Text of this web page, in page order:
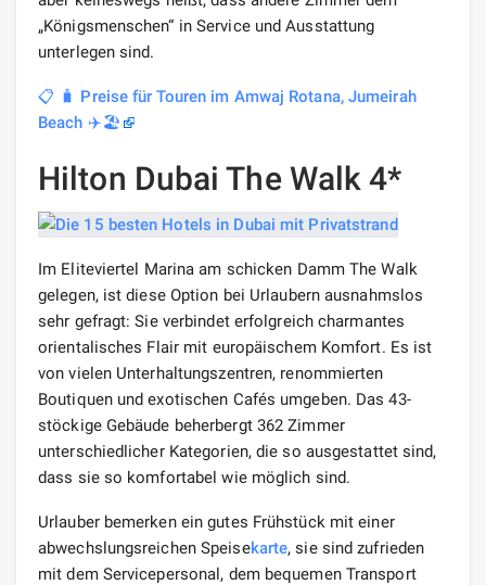
„Königsmenschen“ in Service und Ausstattung
unterlegen sind.
📋 🧳 Preise für Touren im Amwaj Rotana, Jumeirah
Beach ✈️🏖️
Hilton Dubai The Walk 4*
Im Eliteviertel Marina am schicken Damm The Walk
gelegen, ist diese Option bei Urlaubern ausnahmslos
sehr gefragt: Sie verbindet erfolgreich charmantes
orientalisches Flair mit europäischem Komfort. Es ist
von vielen Unterhaltungszentren, renommierten
Boutiquen und exotischen Cafés umgeben. Das 43-
stöckige Gebäude beherbergt 362 Zimmer
unterschiedlicher Kategorien, die so ausgestattet sind,
dass sie so komfortabel wie möglich sind.
Urlauber bemerken ein gutes Frühstück mit einer
abwechslungsreichen Speisekarte, sie sind zufrieden
mit dem Servicepersonal, dem bequemen Transport